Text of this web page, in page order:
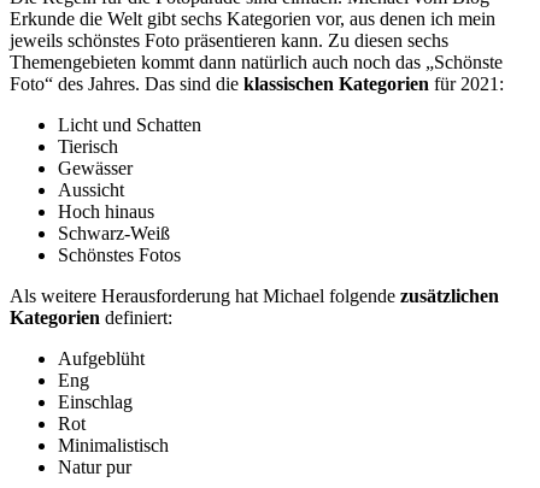
Erkunde die Welt gibt sechs Kategorien vor, aus denen ich mein
jeweils schönstes Foto präsentieren kann. Zu diesen sechs
Themengebieten kommt dann natürlich auch noch das „Schönste
Foto“ des Jahres. Das sind die klassischen Kategorien für 2021:
Licht und Schatten
Tierisch
Gewässer
Aussicht
Hoch hinaus
Schwarz-Weiß
Schönstes Fotos
Als weitere Herausforderung hat Michael folgende zusätzlichen
Kategorien definiert:
Aufgeblüht
Eng
Einschlag
Rot
Minimalistisch
Natur pur